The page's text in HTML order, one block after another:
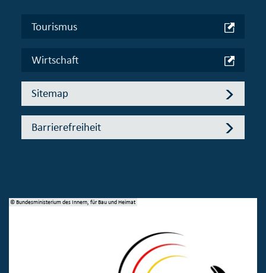
Tourismus
Wirtschaft
Sitemap
Barrierefreiheit
© Bundesministerium des Innern, für Bau und Heimat